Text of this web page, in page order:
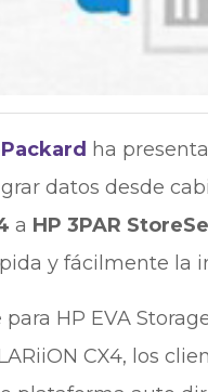
ha
datos desde
a HP 3PAR
y fácilmente la
para HP EVA
CX4, los